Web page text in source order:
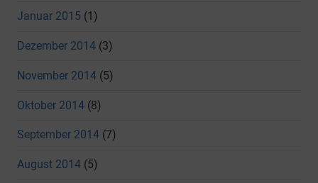
Januar 2015 (1)
Dezember 2014 (3)
November 2014 (5)
Oktober 2014 (8)
September 2014 (7)
August 2014 (5)